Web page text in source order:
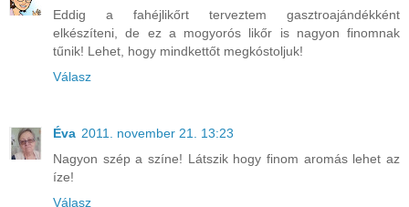
Eddig a fahéjlikőrt terveztem gasztroajándékként
elkészíteni, de ez a mogyorós likőr is nagyon finomnak
tűnik! Lehet, hogy mindkettőt megkóstoljuk!
Válasz
Éva 2011. november 21. 13:23
Nagyon szép a színe! Látszik hogy finom aromás lehet az
íze!
Válasz